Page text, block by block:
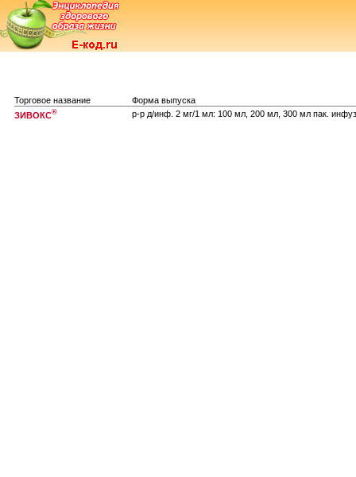
Торговое название
Форма выпуска
ЗИВОКС® р-р д/инф. 2 мг/1 мл: 100 мл, 200 мл, 300 мл пак.